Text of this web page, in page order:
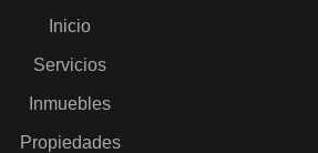
Inicio
Servicios
Inmuebles
Propiedades